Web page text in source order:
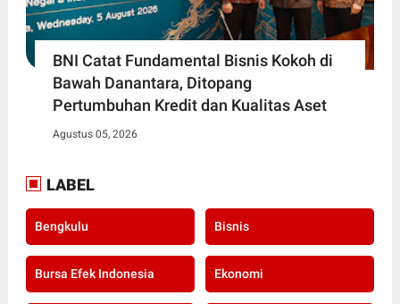
BNI Catat Fundamental Bisnis Kokoh di
Bawah Danantara, Ditopang
Pertumbuhan Kredit dan Kualitas Aset
Agustus 05, 2026
LABEL
Bengkulu Bisnis
Bursa Efek Indonesia Ekonomi